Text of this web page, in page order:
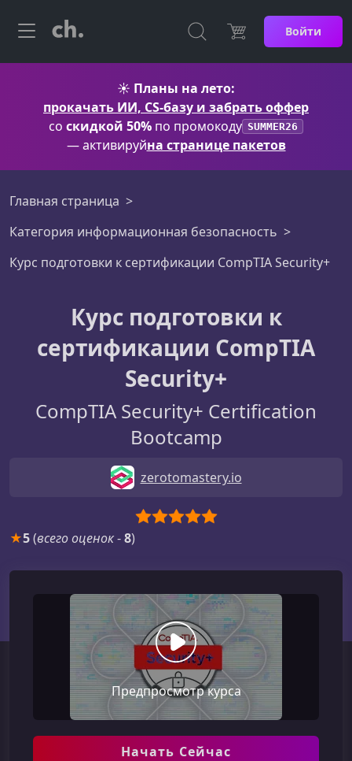
Войти
☀️ Планы на лето:
прокачать ИИ, CS-базу и забрать оффер
со скидкой 50% по промокоду SUMMER26
— активируйна странице пакетов
Главная страница
Категория информационная безопасность
Курс подготовки к сертификации CompTIA Security+
Курс подготовки к
сертификации CompTIA
Security+
CompTIA Security+ Certification
Bootcamp
zerotomastery.io
★5(всего оценок-8)
Предпросмотр курса
Начать Сейчас